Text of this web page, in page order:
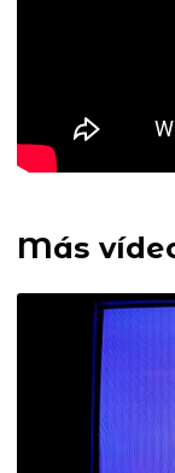
Más